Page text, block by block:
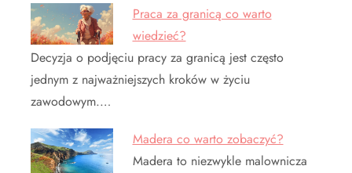
Praca za granicą co warto
wiedzieć?
Decyzja o podjęciu pracy za granicą jest często
jednym z najważniejszych kroków w życiu
zawodowym.…
Madera co warto zobaczyć?
Madera to niezwykle malownicza